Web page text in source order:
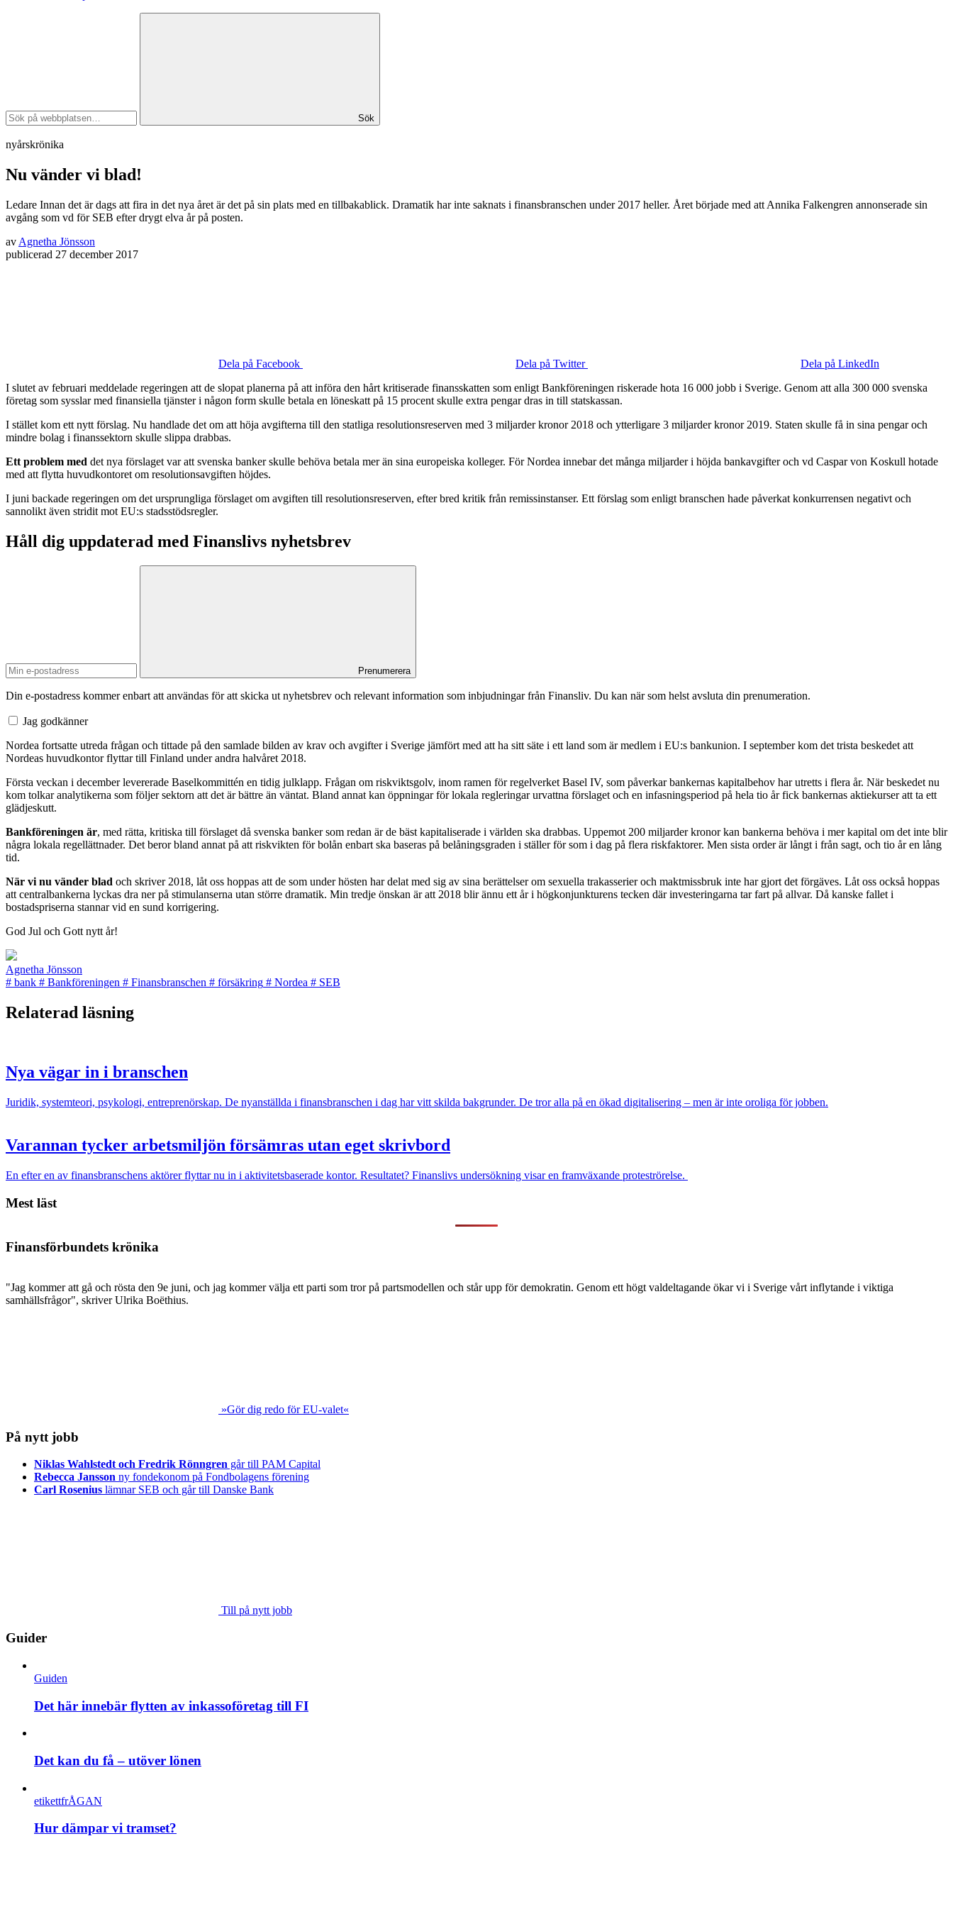
Sök
nyårskrönika
Nu vänder vi blad!
Ledare Innan det är dags att fira in det nya året är det på sin plats med en tillbakablick. Dramatik har inte saknats i finansbranschen under 2017 heller. Året började med att Annika Falkengren annonserade sin
avgång som vd för SEB efter drygt elva år på posten.
av Agnetha Jönsson
publicerad 27 december 2017
Dela på Facebook Dela på Twitter
Dela på LinkedIn
I slutet av februari meddelade regeringen att de slopat planerna på att införa den hårt kritiserade finansskatten som enligt Bankföreningen riskerade hota 16 000 jobb i Sverige. Genom att alla 300 000 svenska
företag som sysslar med finansiella tjänster i någon form skulle betala en löneskatt på 15 procent skulle extra pengar dras in till statskassan.
I stället kom ett nytt förslag. Nu handlade det om att höja avgifterna till den statliga resolutionsreserven med 3 miljarder kronor 2018 och ytterligare 3 miljarder kronor 2019. Staten skulle få in sina pengar och
mindre bolag i finanssektorn skulle slippa drabbas.
Ett problem med det nya förslaget var att svenska banker skulle behöva betala mer än sina europeiska kolleger. För Nordea innebar det många miljarder i höjda bankavgifter och vd Caspar von Koskull hotade
med att flytta huvudkontoret om resolutionsavgiften höjdes.
I juni backade regeringen om det ursprungliga förslaget om avgiften till resolutionsreserven, efter bred kritik från remissinstanser. Ett förslag som enligt branschen hade påverkat konkurrensen negativt och
sannolikt även stridit mot EU:s stadsstödsregler.
Håll dig uppdaterad med Finanslivs nyhetsbrev
Prenumerera
Din e-postadress kommer enbart att användas för att skicka ut nyhetsbrev och relevant information som inbjudningar från Finansliv. Du kan när som helst avsluta din prenumeration.
Jag godkänner
Nordea fortsatte utreda frågan och tittade på den samlade bilden av krav och avgifter i Sverige jämfört med att ha sitt säte i ett land som är medlem i EU:s bankunion. I september kom det trista beskedet att
Nordeas huvudkontor flyttar till Finland under andra halvåret 2018.
Första veckan i december levererade Baselkommittén en tidig julklapp. Frågan om riskviktsgolv, inom ramen för regelverket Basel IV, som påverkar bankernas kapitalbehov har utretts i flera år. När beskedet nu
kom tolkar analytikerna som följer sektorn att det är bättre än väntat. Bland annat kan öppningar för lokala regleringar urvattna förslaget och en infasningsperiod på hela tio år fick bankernas aktiekurser att ta ett
glädjeskutt.
Bankföreningen är, med rätta, kritiska till förslaget då svenska banker som redan är de bäst kapitaliserade i världen ska drabbas. Uppemot 200 miljarder kronor kan bankerna behöva i mer kapital om det inte blir
några lokala regellättnader. Det beror bland annat på att riskvikten för bolån enbart ska baseras på belåningsgraden i ställer för som i dag på flera riskfaktorer. Men sista order är långt i från sagt, och tio år en lång
tid.
När vi nu vänder blad och skriver 2018, låt oss hoppas att de som under hösten har delat med sig av sina berättelser om sexuella trakasserier och maktmissbruk inte har gjort det förgäves. Låt oss också hoppas
att centralbankerna lyckas dra ner på stimulanserna utan större dramatik. Min tredje önskan är att 2018 blir ännu ett år i högkonjunkturens tecken där investeringarna tar fart på allvar. Då kanske fallet i
bostadspriserna stannar vid en sund korrigering.
God Jul och Gott nytt år!
Agnetha Jönsson
# bank # Bankföreningen # Finansbranschen # försäkring # Nordea # SEB
Relaterad läsning
Nya vägar in i branschen
Juridik, systemteori, psykologi, entreprenörskap. De nyanställda i finansbranschen i dag har vitt skilda bakgrunder. De tror alla på en ökad digitalisering – men är inte oroliga för jobben.
Varannan tycker arbetsmiljön försämras utan eget skrivbord
En efter en av finansbranschens aktörer flyttar nu in i aktivitetsbaserade kontor. Resultatet? Finanslivs undersökning visar en framväxande proteströrelse.
Mest läst
Finansförbundets krönika
"Jag kommer att gå och rösta den 9e juni, och jag kommer välja ett parti som tror på partsmodellen och står upp för demokratin. Genom ett högt valdeltagande ökar vi i Sverige vårt inflytande i viktiga
samhällsfrågor", skriver Ulrika Boëthius.
»Gör dig redo för EU-valet«
På nytt jobb
Niklas Wahlstedt och Fredrik Rönngren går till PAM Capital
Rebecca Jansson ny fondekonom på Fondbolagens förening
Carl Rosenius lämnar SEB och går till Danske Bank
Till på nytt jobb
Guider
Guiden
Det här innebär flytten av inkassoföretag till FI
Det kan du få – utöver lönen
etikettfrÅGAN
Hur dämpar vi tramset?